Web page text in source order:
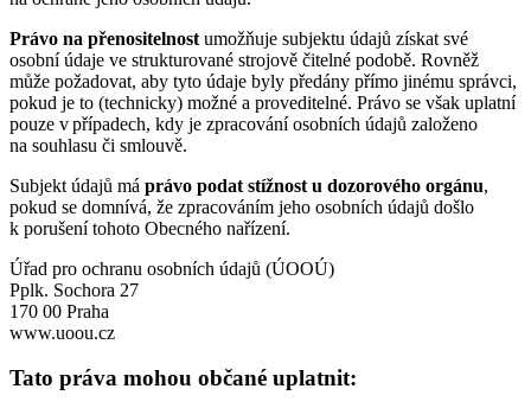
Právo na přenositelnost umožňuje subjektu údajů získat své
osobní údaje ve strukturované strojově čitelné podobě. Rovněž
může požadovat, aby tyto údaje byly předány přímo jinému správci,
pokud je to (technicky) možné a proveditelné. Právo se však uplatní
pouze v případech, kdy je zpracování osobních údajů založeno
na souhlasu či smlouvě.
Subjekt údajů má právo podat stížnost u dozorového orgánu,
pokud se domnívá, že zpracováním jeho osobních údajů došlo
k porušení tohoto Obecného nařízení.
Úřad pro ochranu osobních údajů (ÚOOÚ)
Pplk. Sochora 27
170 00 Praha
www.uoou.cz
Tato práva mohou občané uplatnit: